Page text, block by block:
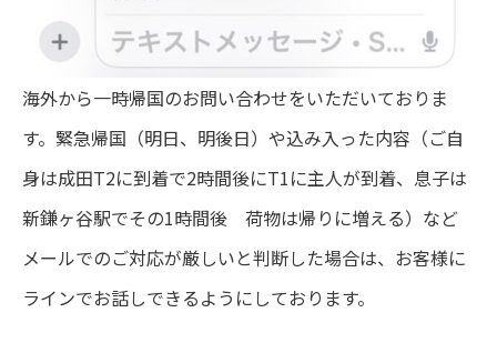
海外から一時帰国のお問い合わせをいただいておりま
す。緊急帰国（明日、明後日）や込み入った内容（ご自
身は成田T2に到着で2時間後にT1に主人が到着、息子は
新鎌ヶ谷駅でその1時間後 荷物は帰りに増える）など
メールでのご対応が厳しいと判断した場合は、お客様に
ラインでお話しできるようにしております。